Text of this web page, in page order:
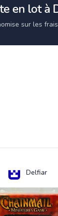
en lot à
sur les
Delfiar